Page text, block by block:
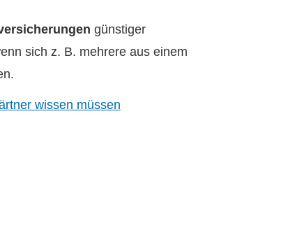
günstiger
sich z. B. mehrere aus einem
wissen müssen